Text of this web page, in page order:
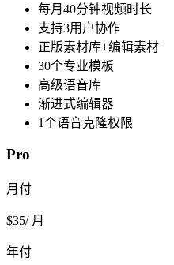
每月40分钟视频时长
支持3用户协作
正版素材库+编辑素材
30个专业模板
高级语音库
渐进式编辑器
1个语音克隆权限
Pro
月付
$35/ 月
年付